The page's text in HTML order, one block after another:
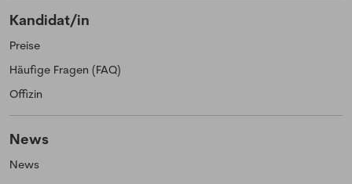
Kandidat/in
Preise
Häufige Fragen (FAQ)
Offizin
News
News